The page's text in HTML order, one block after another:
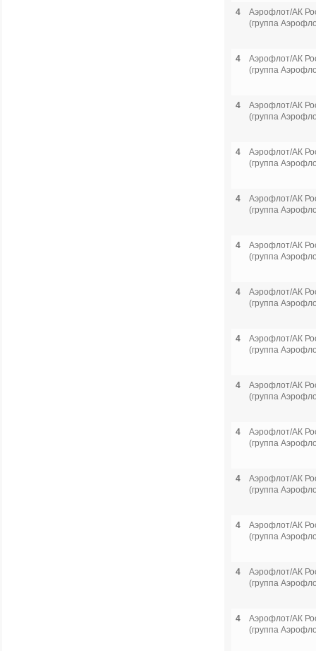
4
Аэрофлот/АК
(группа
4
Аэрофлот/АК
(группа
4
Аэрофлот/АК
(группа
4
Аэрофлот/АК
(группа
4
Аэрофлот/АК
(группа
4
Аэрофлот/АК
(группа
4
Аэрофлот/АК
(группа
4
Аэрофлот/АК
(группа
4
Аэрофлот/АК
(группа
4
Аэрофлот/АК
(группа
4
Аэрофлот/АК
(группа
4
Аэрофлот/АК
(группа
4
Аэрофлот/АК
(группа
4
Аэрофлот/АК
(группа